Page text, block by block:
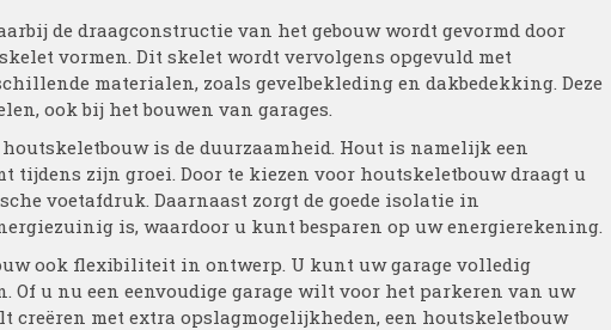
de draagconstructie van het gebouw wordt gevormd door
vormen. Dit skelet wordt vervolgens opgevuld met
materialen, zoals gevelbekleding en dakbedekking. Deze
ook bij het bouwen van garages.
is de duurzaamheid. Hout is namelijk een
tijdens zijn groei. Door te kiezen voor houtskeletbouw draagt u
voetafdruk. Daarnaast zorgt de goede isolatie in
is, waardoor u kunt besparen op uw energierekening.
ook flexibiliteit in ontwerp. U kunt uw garage volledig
Of u nu een eenvoudige garage wilt voor het parkeren van uw
met extra opslagmogelijkheden, een houtskeletbouw